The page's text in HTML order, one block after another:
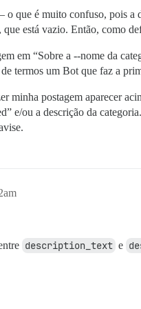
que é muito confuso, pois
que está vazio. Então, como
em “Sobre a --nome da
termos um Bot que faz a
minha postagem aparecer
e/ou a descrição da
description_text e